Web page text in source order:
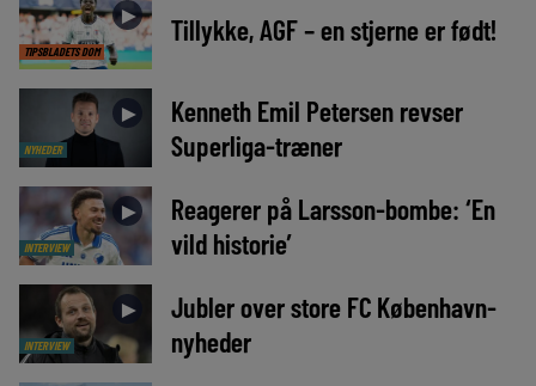
TIPSBLADETS DOM
► Tillykke, AGF – en stjerne er født!
NYHEDER
►
Kenneth Emil Petersen revser
Superliga-træner
INTERVIEW
►
Reagerer på Larsson-bombe: ‘En
vild historie’
INTERVIEW
►
Jubler over store FC København-
nyheder